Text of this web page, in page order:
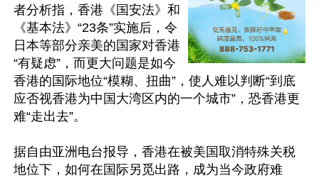
者分析指，香港《国安法》和
《基本法》“23条”实施后，令
日本等部分亲美的国家对香港
“有疑虑”，而更大问题是如今
香港的国际地位“模糊、扭曲”，使人难以判断“到底
应否视香港为中国大湾区内的一个城市”，恐香港更
难“走出去”。
据自由亚洲电台报导，香港在被美国取消特殊关税
地位下，如何在国际另觅出路，成为当今政府难